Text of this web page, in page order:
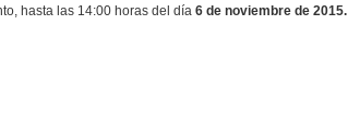
hasta las 14:00 horas del día 6 de noviembre de 2015.